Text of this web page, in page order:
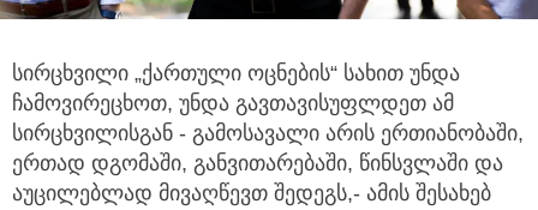
სირცხვილი „ქართული ოცნების“ სახით უნდა
ჩამოვირეცხოთ, უნდა გავთავისუფლდეთ ამ
სირცხვილისგან - გამოსავალი არის ერთიანობაში,
ერთად დგომაში, განვითარებაში, წინსვლაში და
აუცილებლად მივაღწევთ შედეგს,- ამის შესახებ